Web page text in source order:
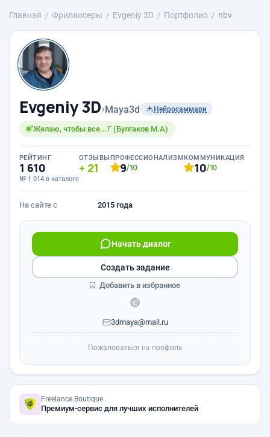
Главная Фрилансеры Evgeniy 3D Портфолио nbv
Evgeniy 3D›Maya3d Нейросаммари
"Желаю, чтобы все...!" (Булгаков М.А)
РЕЙТИНГ
1 610
№ 1 014 в каталоге
ОТЗЫВЫ
21
ПРОФЕССИОНАЛИЗМ
9/10
КОММУНИКАЦИЯ
10/10
На сайте с 2015 года
Начать диалог
3dmaya@mail.ru
Создать задание
Добавить в избранное
Пожаловаться на профиль
Freelance.Boutique
Премиум-сервис для лучших исполнителей